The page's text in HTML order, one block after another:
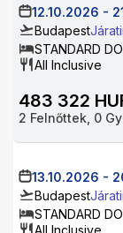
12.10.2026 -
Budapest
STANDARD
All Inclusive
483 322
2 Felnőttek, 0
13.10.2026 -
Budapest
STANDARD
All Inclusive